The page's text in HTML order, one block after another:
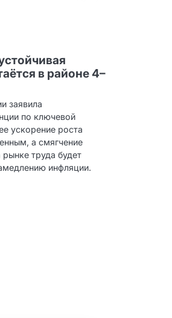
в районе 4–
заявила
по ключевой
ускорение роста
а смягчение
труда будет
инфляции.